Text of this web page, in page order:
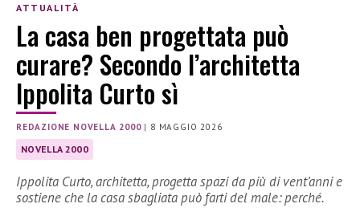
ATTUALITÀ
La casa ben progettata può
curare? Secondo l’architetta
Ippolita Curto sì
REDAZIONE NOVELLA 2000| 8 MAGGIO 2026
NOVELLA 2000
Ippolita Curto, architetta, progetta spazi da più di vent’anni e
sostiene che la casa sbagliata può farti del male: perché.